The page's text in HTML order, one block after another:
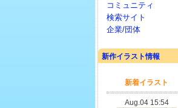
コミュニティ
検索サイト
企業/団体
新作イラスト情報